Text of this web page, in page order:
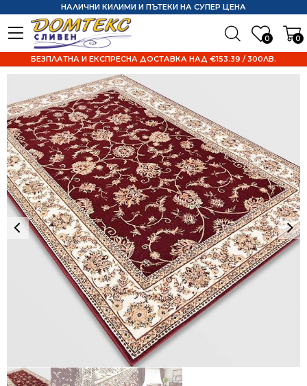
0 0
НАЛИЧНИ КИЛИМИ И ПЪТЕКИ НА СУПЕР ЦЕНА
БЕЗПЛАТНА И ЕКСПРЕСНА ДОСТАВКА НАД €153.39 / 300ЛВ.